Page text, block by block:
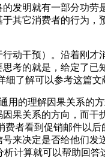
发明就有一部分功劳
其它消费者的行为，
干预）。沿着刚才
考的就是，给定了已
了解可以参考这篇文
的理解因果关系的方
果关系的方向，而干
者看到促销邮件以
来决定是否给他们发
计算就可以帮助回答